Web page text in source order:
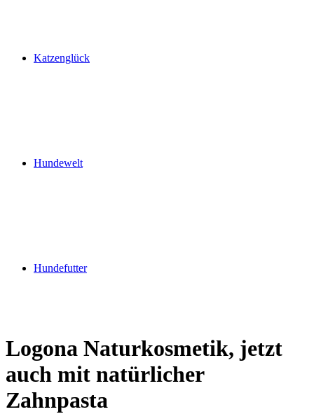
Katzenglück
Hundewelt
Hundefutter
Logona Naturkosmetik, jetzt
auch mit natürlicher
Zahnpasta